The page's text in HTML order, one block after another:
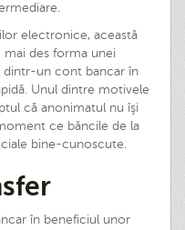
electronice, această
des forma unei
un cont bancar în
Unul dintre motivele
că anonimatul nu îşi
ce băncile de la
bine-cunoscute.
în beneficiul unor